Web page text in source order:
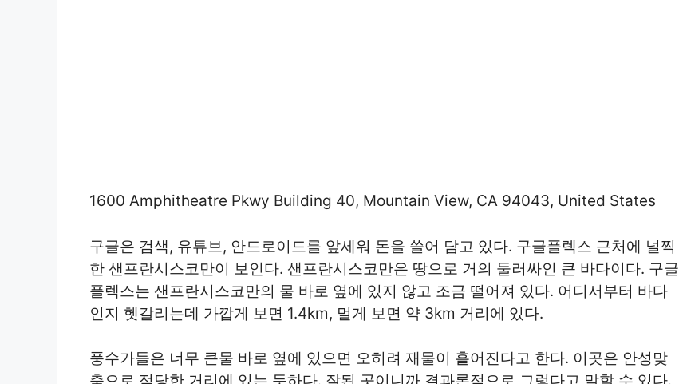
1600 Amphitheatre Pkwy Building 40, Mountain View, CA 94043, United States
구글은 검색, 유튜브, 안드로이드를 앞세워 돈을 쓸어 담고 있다. 구글플렉스 근처에 널찍
한 샌프란시스코만이 보인다. 샌프란시스코만은 땅으로 거의 둘러싸인 큰 바다이다. 구글
플렉스는 샌프란시스코만의 물 바로 옆에 있지 않고 조금 떨어져 있다. 어디서부터 바다
인지 헷갈리는데 가깝게 보면 1.4km, 멀게 보면 약 3km 거리에 있다.
풍수가들은 너무 큰물 바로 옆에 있으면 오히려 재물이 흩어진다고 한다. 이곳은 안성맞